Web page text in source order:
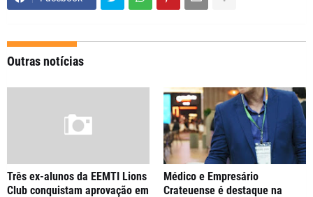
Outras notícias
Três ex-alunos da EEMTI Lions
Club conquistam aprovação em
Médico e Empresário
Crateuense é destaque na